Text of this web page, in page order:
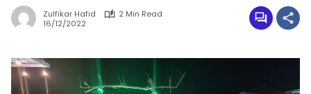
Zulfikar Hafid
2 Min Read
16/12/2022